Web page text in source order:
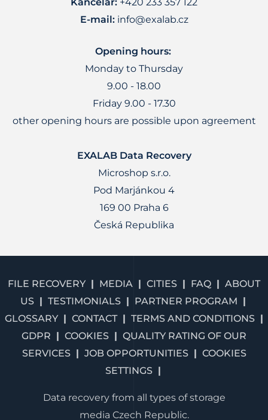
E-mail: info@exalab.cz
Opening hours:
Monday to Thursday
9.00 - 18.00
Friday 9.00 - 17.30
other opening hours are possible upon agreement
EXALAB Data Recovery
Microshop s.r.o.
Pod Marjánkou 4
169 00 Praha 6
Česká Republika
FILE RECOVERY MEDIA CITIES FAQ
ABOUT
US
TESTIMONIALS
PARTNER PROGRAM
GLOSSARY
CONTACT
TERMS AND CONDITIONS
GDPR
COOKIES
QUALITY RATING OF OUR
SERVICES
JOB OPPORTUNITIES
COOKIES
SETTINGS
Data recovery from all types of storage
media Czech Republic.